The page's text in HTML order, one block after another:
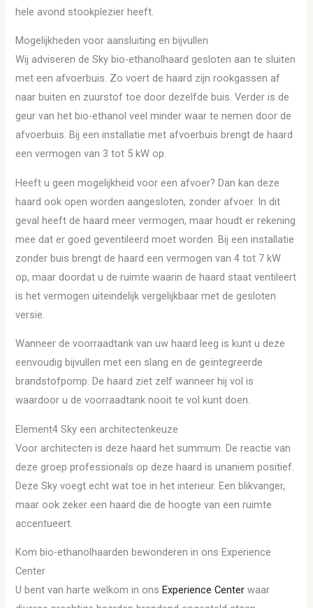
hele avond stookplezier heeft.
Mogelijkheden voor aansluiting en bijvullen
Wij adviseren de Sky bio-ethanolhaard gesloten aan te sluiten
met een afvoerbuis. Zo voert de haard zijn rookgassen af
naar buiten en zuurstof toe door dezelfde buis. Verder is de
geur van het bio-ethanol veel minder waar te nemen door de
afvoerbuis. Bij een installatie met afvoerbuis brengt de haard
een vermogen van 3 tot 5 kW op.
Heeft u geen mogelijkheid voor een afvoer? Dan kan deze
haard ook open worden aangesloten, zonder afvoer. In dit
geval heeft de haard meer vermogen, maar houdt er rekening
mee dat er goed geventileerd moet worden. Bij een installatie
zonder buis brengt de haard een vermogen van 4 tot 7 kW
op, maar doordat u de ruimte waarin de haard staat ventileert
is het vermogen uiteindelijk vergelijkbaar met de gesloten
versie.
Wanneer de voorraadtank van uw haard leeg is kunt u deze
eenvoudig bijvullen met een slang en de geïntegreerde
brandstofpomp. De haard ziet zelf wanneer hij vol is
waardoor u de voorraadtank nooit te vol kunt doen.
Element4 Sky een architectenkeuze
Voor architecten is deze haard het summum. De reactie van
deze groep professionals op deze haard is unaniem positief.
Deze Sky voegt echt wat toe in het interieur. Een blikvanger,
maar ook zeker een haard die de hoogte van een ruimte
accentueert.
Kom bio-ethanolhaarden bewonderen in ons Experience
Center
U bent van harte welkom in ons Experience Center waar